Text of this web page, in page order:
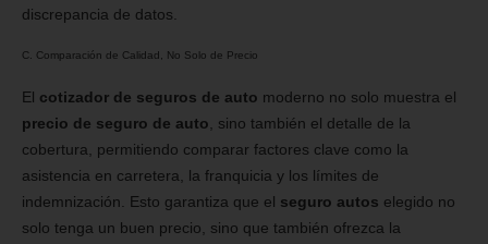
discrepancia de datos.
C. Comparación de Calidad, No Solo de Precio
El cotizador de seguros de auto moderno no solo muestra el
precio de seguro de auto, sino también el detalle de la
cobertura, permitiendo comparar factores clave como la
asistencia en carretera, la franquicia y los límites de
indemnización. Esto garantiza que el seguro autos elegido no
solo tenga un buen precio, sino que también ofrezca la